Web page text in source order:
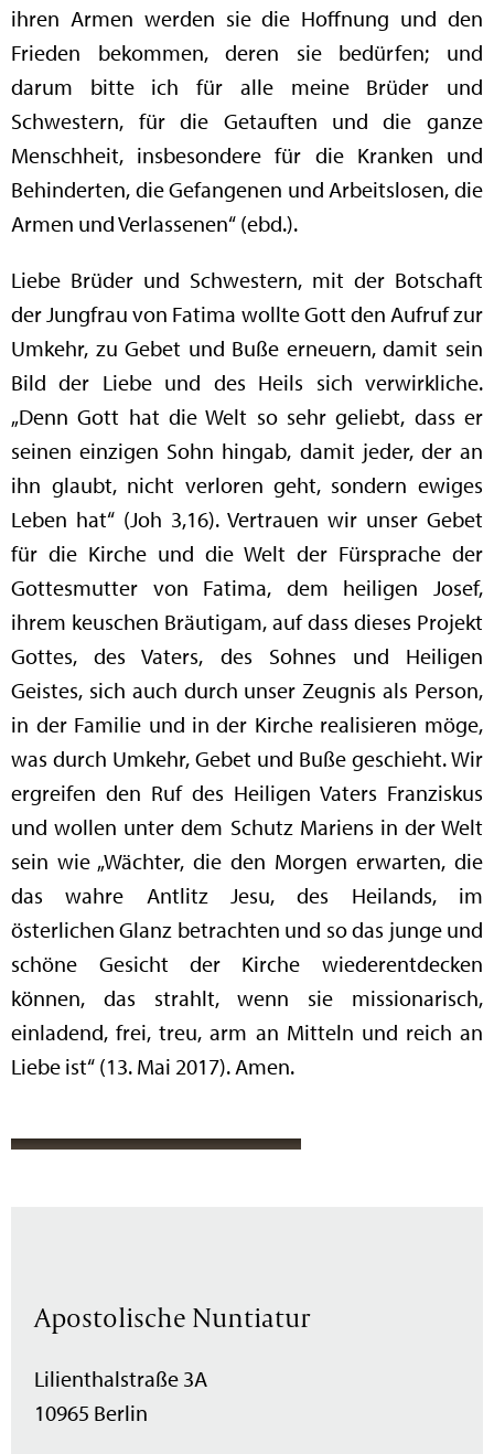
ihren Armen werden sie die Hoffnung und den
Frieden bekommen, deren sie bedürfen; und
darum bitte ich für alle meine Brüder und
Schwestern, für die Getauften und die ganze
Menschheit, insbesondere für die Kranken und
Behinderten, die Gefangenen und Arbeitslosen, die
Armen und Verlassenen“ (ebd.).
Liebe Brüder und Schwestern, mit der Botschaft
der Jungfrau von Fatima wollte Gott den Aufruf zur
Umkehr, zu Gebet und Buße erneuern, damit sein
Bild der Liebe und des Heils sich verwirkliche.
„Denn Gott hat die Welt so sehr geliebt, dass er
seinen einzigen Sohn hingab, damit jeder, der an
ihn glaubt, nicht verloren geht, sondern ewiges
Leben hat“ (Joh 3,16). Vertrauen wir unser Gebet
für die Kirche und die Welt der Fürsprache der
Gottesmutter von Fatima, dem heiligen Josef,
ihrem keuschen Bräutigam, auf dass dieses Projekt
Gottes, des Vaters, des Sohnes und Heiligen
Geistes, sich auch durch unser Zeugnis als Person,
in der Familie und in der Kirche realisieren möge,
was durch Umkehr, Gebet und Buße geschieht. Wir
ergreifen den Ruf des Heiligen Vaters Franziskus
und wollen unter dem Schutz Mariens in der Welt
sein wie „Wächter, die den Morgen erwarten, die
das wahre Antlitz Jesu, des Heilands, im
österlichen Glanz betrachten und so das junge und
schöne Gesicht der Kirche wiederentdecken
können, das strahlt, wenn sie missionarisch,
einladend, frei, treu, arm an Mitteln und reich an
Liebe ist“ (13. Mai 2017). Amen.
Apostolische Nuntiatur
Lilienthalstraße 3A
10965 Berlin